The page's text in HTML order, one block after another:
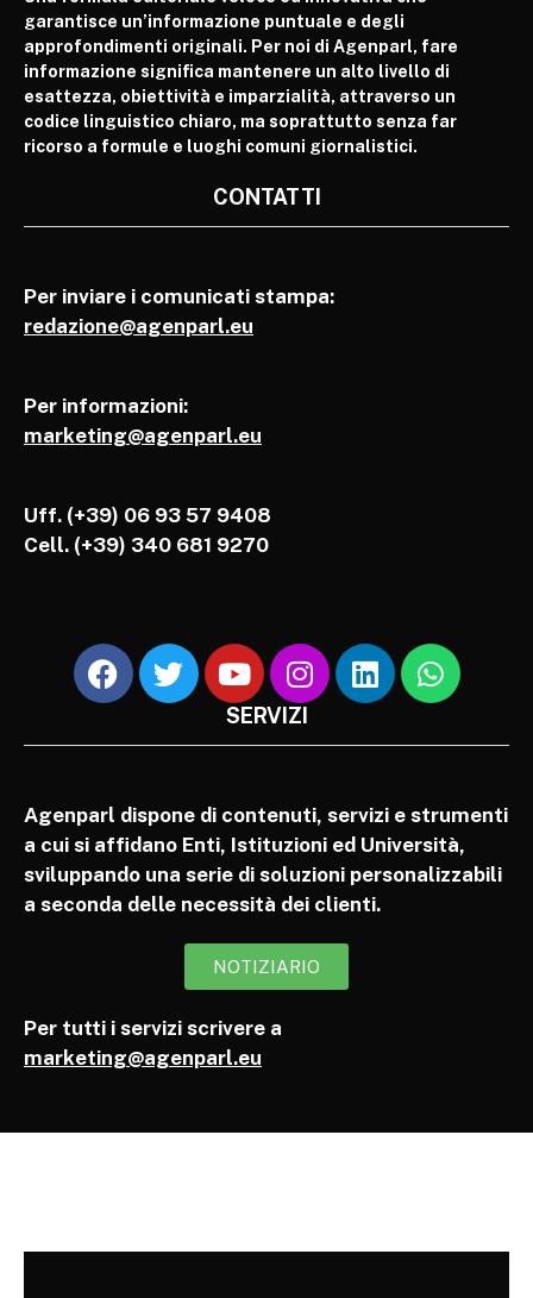
garantisce un’informazione puntuale e degli
approfondimenti originali. Per noi di Agenparl, fare
informazione significa mantenere un alto livello di
esattezza, obiettività e imparzialità, attraverso un
codice linguistico chiaro, ma soprattutto senza far
ricorso a formule e luoghi comuni giornalistici.
CONTATTI
Per inviare i comunicati stampa:
redazione@agenparl.eu
Per informazioni:
marketing@agenparl.eu
Uff. (+39) 06 93 57 9408
Cell. (+39) 340 681 9270
SERVIZI
Agenparl dispone di contenuti, servizi e strumenti
a cui si affidano Enti, Istituzioni ed Università,
sviluppando una serie di soluzioni personalizzabili
a seconda delle necessità dei clienti.
NOTIZIARIO
Per tutti i servizi scrivere a
marketing@agenparl.eu